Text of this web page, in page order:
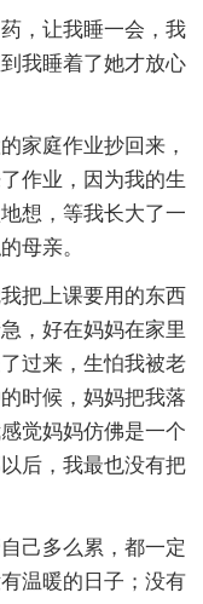
，让我睡一会，我
我睡着了她才放心
家庭作业抄回来，
作业，因为我的生
想，等我长大了一
母亲。
把上课要用的东西
，好在妈妈在家里
过来，生怕我被老
时候，妈妈把我落
觉妈妈仿佛是一个
后，我最也没有把
己多么累，都一定
温暖的日子；没有